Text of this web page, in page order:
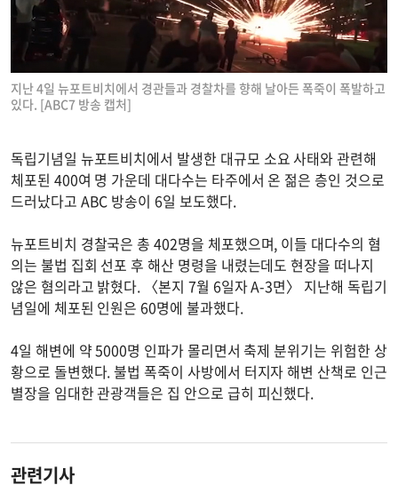
지난 4일 뉴포트비치에서 경관들과 경찰차를 향해 날아든 폭죽이 폭발하고
있다. [ABC7 방송 캡처]
독립기념일 뉴포트비치에서 발생한 대규모 소요 사태와 관련해
체포된 400여 명 가운데 대다수는 타주에서 온 젊은 층인 것으로
드러났다고 ABC 방송이 6일 보도했다.
뉴포트비치 경찰국은 총 402명을 체포했으며, 이들 대다수의 혐
의는 불법 집회 선포 후 해산 명령을 내렸는데도 현장을 떠나지
않은 혐의라고 밝혔다. 〈본지 7월 6일자 A-3면〉 지난해 독립기
념일에 체포된 인원은 60명에 불과했다.
4일 해변에 약 5000명 인파가 몰리면서 축제 분위기는 위험한 상
황으로 돌변했다. 불법 폭죽이 사방에서 터지자 해변 산책로 인근
별장을 임대한 관광객들은 집 안으로 급히 피신했다.
관련기사